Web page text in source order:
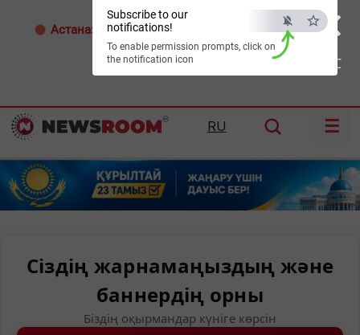
×
ESC
Subscribe to our
notifications!
To enable permission prompts, click on
the notification icon
Астана: 26°C Алматы: Шымкент:38°C
RU ☰
Сіздің жарнамаңыздың және
баннердің орны
Біздің оқырмандар күніге көрсін